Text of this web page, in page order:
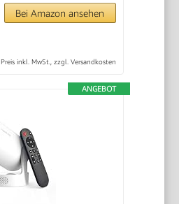
Bei Amazon ansehen
Preis inkl. MwSt., zzgl. Versandkosten
ANGEBOT